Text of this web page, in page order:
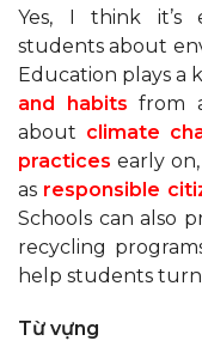
Yes, I think it’s
students about
Education plays a
and habits from
about climate
practices early
as responsible
Schools can also
recycling
help students
Từ vựng